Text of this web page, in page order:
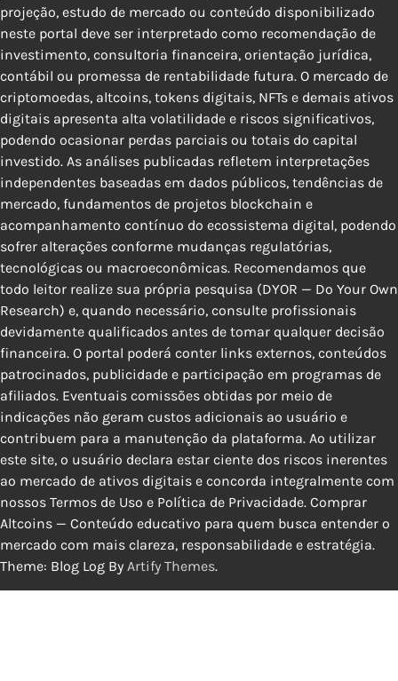
projeção, estudo de mercado ou conteúdo disponibilizado
neste portal deve ser interpretado como recomendação de
investimento, consultoria financeira, orientação jurídica,
contábil ou promessa de rentabilidade futura. O mercado de
criptomoedas, altcoins, tokens digitais, NFTs e demais ativos
digitais apresenta alta volatilidade e riscos significativos,
podendo ocasionar perdas parciais ou totais do capital
investido. As análises publicadas refletem interpretações
independentes baseadas em dados públicos, tendências de
mercado, fundamentos de projetos blockchain e
acompanhamento contínuo do ecossistema digital, podendo
sofrer alterações conforme mudanças regulatórias,
tecnológicas ou macroeconômicas. Recomendamos que
todo leitor realize sua própria pesquisa (DYOR — Do Your Own
Research) e, quando necessário, consulte profissionais
devidamente qualificados antes de tomar qualquer decisão
financeira. O portal poderá conter links externos, conteúdos
patrocinados, publicidade e participação em programas de
afiliados. Eventuais comissões obtidas por meio de
indicações não geram custos adicionais ao usuário e
contribuem para a manutenção da plataforma. Ao utilizar
este site, o usuário declara estar ciente dos riscos inerentes
ao mercado de ativos digitais e concorda integralmente com
nossos Termos de Uso e Política de Privacidade. Comprar
Altcoins — Conteúdo educativo para quem busca entender o
mercado com mais clareza, responsabilidade e estratégia.
Theme: Blog Log By Artify Themes.